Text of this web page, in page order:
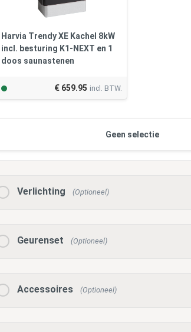
Harvia Trendy XE Kachel 8kW
incl. besturing K1-NEXT en 1
doos saunastenen
€ 659.95 incl. BTW.
Geen selectie
Verlichting (Optioneel)
Geurenset (Optioneel)
Accessoires (Optioneel)